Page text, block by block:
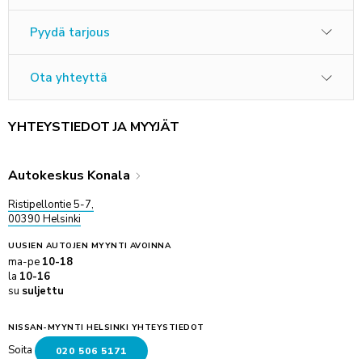
Pyydä tarjous
Ota yhteyttä
YHTEYSTIEDOT JA MYYJÄT
Autokeskus Konala
Ristipellontie 5-7,
00390 Helsinki
UUSIEN AUTOJEN MYYNTI AVOINNA
ma-pe 10-18
la 10-16
su suljettu
NISSAN-MYYNTI HELSINKI YHTEYSTIEDOT
Soita 020 506 5171